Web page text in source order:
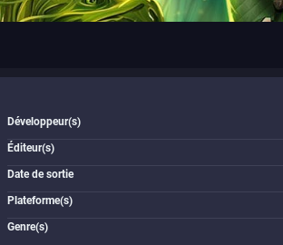
Développeur(s)
Éditeur(s)
Date de sortie
Plateforme(s)
Genre(s)